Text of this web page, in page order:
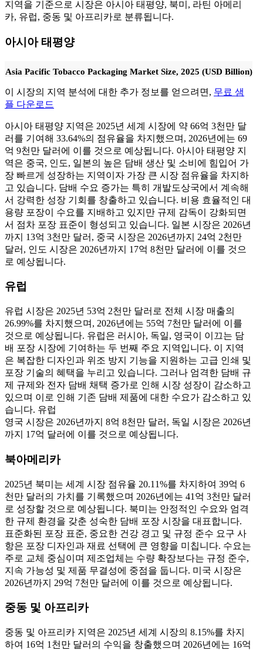
지역을 기준으로 시장은 아시아 태평양, 북미, 라틴 아메리
카, 유럽, 중동 및 아프리카로 분류됩니다.
아시아 태평양
Asia Pacific Tobacco Packaging Market Size, 2025 (USD Billion)
이 시장의 지역 분석에 대한 추가 정보를 얻으려면, 무료 샘
플 다운로드
아시아 태평양 지역은 2025년 세계 시장에 약 66억 3천만 달
러를 기여해 33.64%의 점유율을 차지했으며, 2026년에는 69
억 9천만 달러에 이를 것으로 예상됩니다. 아시아 태평양 지
역은 중국, 인도, 일본의 높은 담배 생산 및 소비에 힘입어 가
장 빠르게 성장하는 지역이자 가장 큰 시장 점유율을 차지하
고 있습니다. 담배 수요 증가는 특히 개발도상국에서 계속해
서 강력한 성장 기회를 창출하고 있습니다. 비용 효율적인 대
용량 포장이 수요를 지배하고 있지만 규제 감독이 강화되면
서 점차 포장 표준이 형성되고 있습니다. 일본 시장은 2026년
까지 13억 3천만 달러, 중국 시장은 2026년까지 24억 2천만
달러, 인도 시장은 2026년까지 17억 8천만 달러에 이를 것으
로 예상됩니다.
유럽
유럽 ​​시장은 2025년 53억 2천만 달러로 전체 시장 매출의
26.99%를 차지했으며, 2026년에는 55억 7천만 달러에 이를
것으로 예상됩니다. 유럽은 러시아, 독일, 영국이 이끄는 담
배 포장 시장에 기여하는 두 번째 주요 지역입니다. 이 지역
은 복잡한 디자인과 위조 방지 기능을 지원하는 고급 인쇄 및
포장 기술의 혜택을 누리고 있습니다. 그러나 엄격한 담배 규
제 규제와 전자 담배 채택 증가로 인해 시장 성장이 감소하고
있으며 이로 인해 기존 담배 제품에 대한 수요가 감소하고 있
습니다. 유럽
영국 시장은 2026년까지 8억 8천만 달러, 독일 시장은 2026년
까지 17억 달러에 이를 것으로 예상됩니다.
북아메리카
2025년 북미는 세계 시장 점유율 20.11%를 차지하여 39억 6
천만 달러의 가치를 기록했으며 2026년에는 41억 3천만 달러
로 성장할 것으로 예상됩니다. 북미는 안정적인 수요와 엄격
한 규제 환경을 갖춘 성숙한 담배 포장 시장을 대표합니다.
표준화된 포장 표준, 중요한 건강 경고 및 규정 준수 요구 사
항은 포장 디자인과 재료 선택에 큰 영향을 미칩니다. 수요는
주로 교체 중심이며 제조업체는 수량 확장보다는 규정 준수,
지속 가능성 및 제품 무결성에 중점을 둡니다. 미국 시장은
2026년까지 29억 7천만 달러에 이를 것으로 예상됩니다.
중동 및 아프리카
중동 및 아프리카 지역은 2025년 세계 시장의 8.15%를 차지
하여 16억 1천만 달러의 수익을 창출했으며 2026년에는 16억